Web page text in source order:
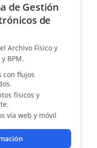
de Gestión
de
Archivo Físico y
BPM.
con flujos
físicos y
vía web y móvil